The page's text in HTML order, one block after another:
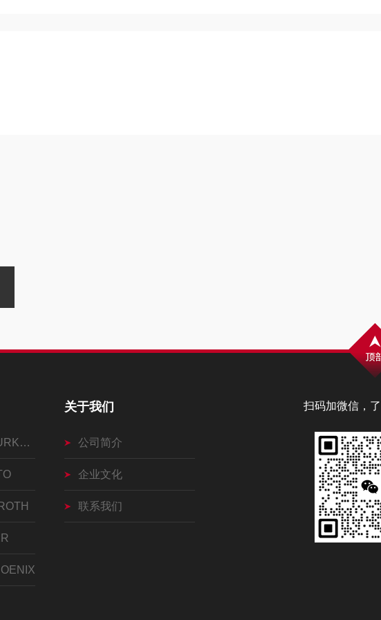
扫码加微信，
关于我们
公司简介
企业文化
联系我们